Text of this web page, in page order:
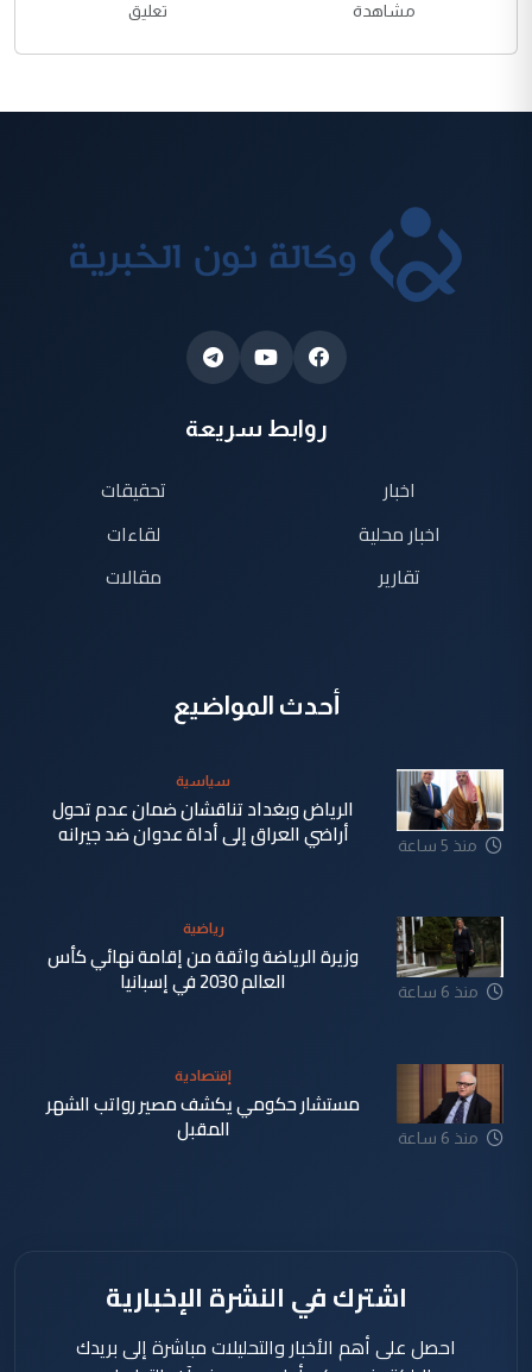
مشاهدة تعليق
روابط سريعة
اخبار
اخبار محلية
تقارير
تحقيقات
لقاءات
مقالات
أحدث المواضيع
منذ 5 ساعة
سياسية
الرياض وبغداد تناقشان ضمان عدم تحول
أراضي العراق إلى أداة عدوان ضد جيرانه
منذ 6 ساعة
رياضية
وزيرة الرياضة واثقة من إقامة نهائي كأس
العالم 2030 في إسبانيا
منذ 6 ساعة
إقتصادية
مستشار حكومي يكشف مصير رواتب الشهر
المقبل
اشترك في النشرة الإخبارية
احصل على أهم الأخبار والتحليلات مباشرة إلى بريدك